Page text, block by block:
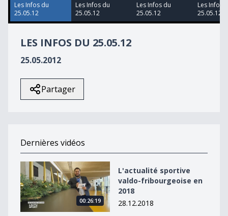
55
seconds
Les Infos du
25.05.12
Les Infos du
25.05.12
Les Infos du
25.05.12
Les Infos
25.05.12
LES INFOS DU 25.05.12
25.05.2012
Partager
Dernières vidéos
L&#039;actualité sportive valdo-fribourgeoise en 2018
00:26:19
L'actualité sportive
valdo-fribourgeoise en
2018
28.12.2018